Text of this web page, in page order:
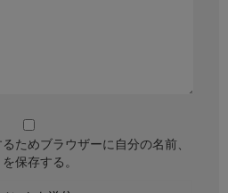
ためブラウザーに自分の名前、
保存する。